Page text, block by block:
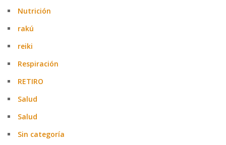
Nutrición
rakú
reiki
Respiración
RETIRO
Salud
Salud
Sin categoría